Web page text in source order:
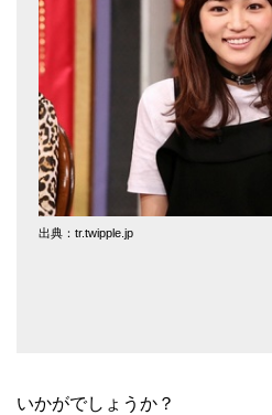
出典：tr.twipple.jp
いかがでしょうか？